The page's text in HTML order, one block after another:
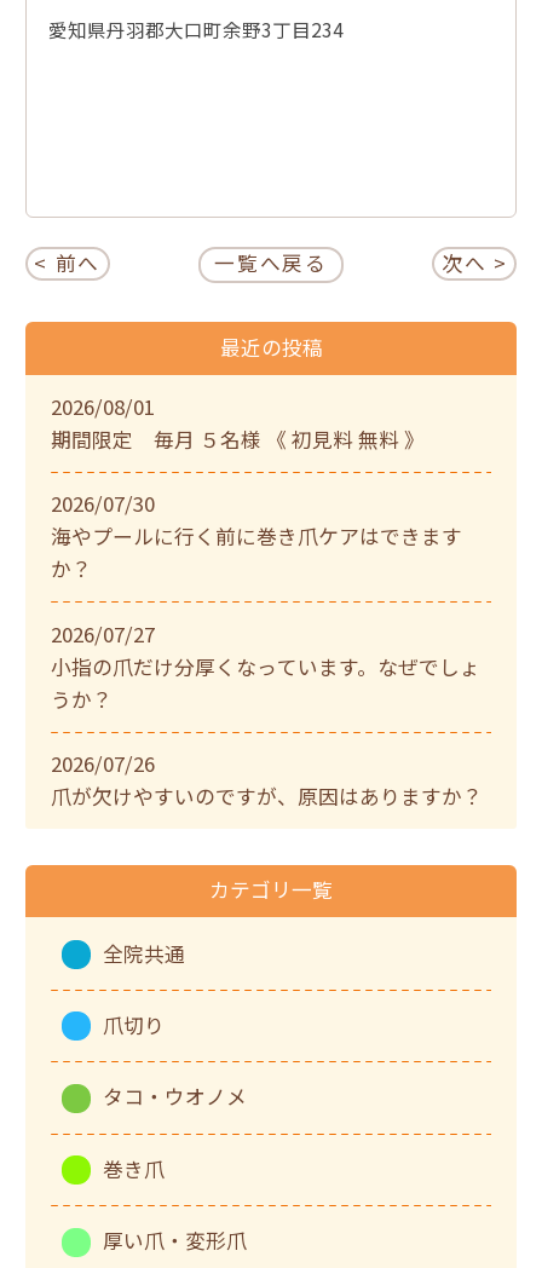
愛知県丹羽郡大口町余野3丁目234
< 前へ 一覧へ戻る 次へ >
最近の投稿
2026/08/01
期間限定 毎月 ５名様 《 初見料 無料 》
2026/07/30
海やプールに行く前に巻き爪ケアはできます
か？
2026/07/27
小指の爪だけ分厚くなっています。なぜでしょ
うか？
2026/07/26
爪が欠けやすいのですが、原因はありますか？
カテゴリ一覧
全院共通
爪切り
タコ・ウオノメ
巻き爪
厚い爪・変形爪